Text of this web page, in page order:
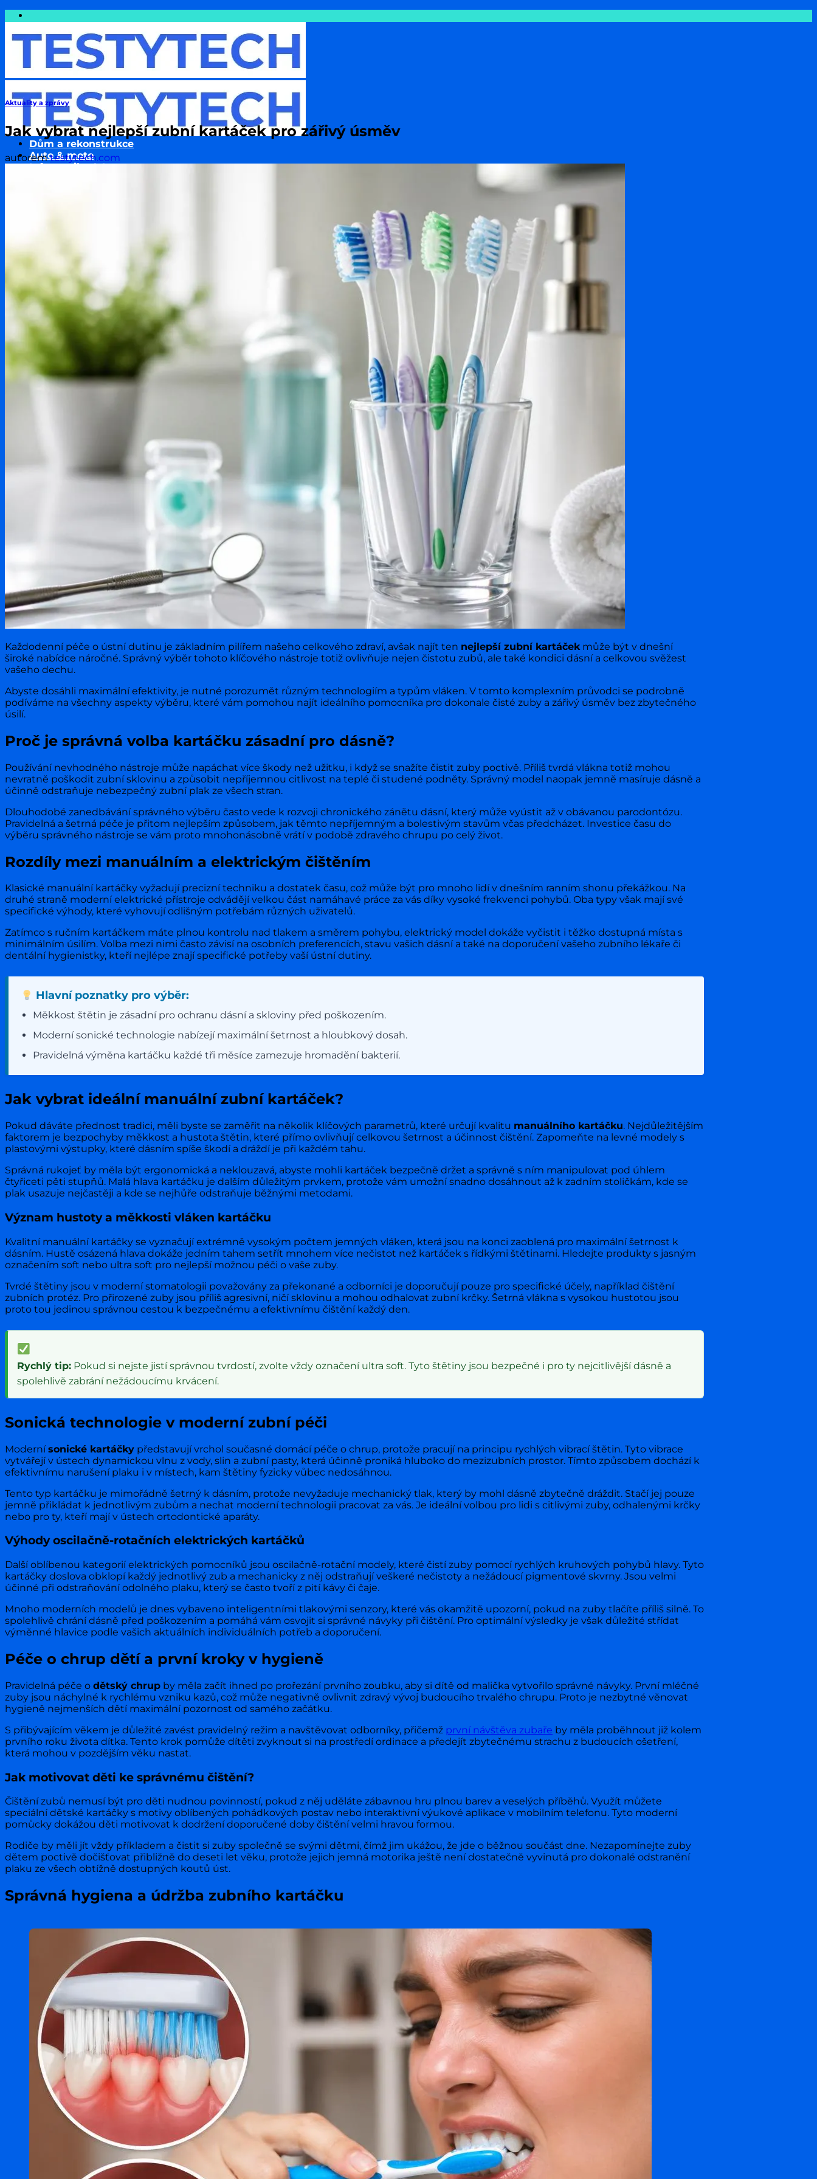
Přeskočit
obsah
Dům a rekonstrukce
Auto & moto
Informatika & Internet
Životní styl
Zvířata & jejich chov
Rodina a děti
Testování produktů
Aktuality & zprávy
Aktuality a zprávy
Jak vybrat nejlepší zubní kartáček pro zářivý úsměv
autoremtestytech.com
Každodenní péče o ústní dutinu je základním pilířem našeho celkového zdraví, avšak najít ten nejlepší zubní kartáčekmůže být v dnešní
široké nabídce náročné. Správný výběr tohoto klíčového nástroje totiž ovlivňuje nejen čistotu zubů, ale také kondici dásní a celkovou svěžest
vašeho dechu.
Abyste dosáhli maximální efektivity, je nutné porozumět různým technologiím a typům vláken. V tomto komplexním průvodci se podrobně
podíváme na všechny aspekty výběru, které vám pomohou najít ideálního pomocníka pro dokonale čisté zuby a zářivý úsměv bez zbytečného
úsilí.
Proč je správná volba kartáčku zásadní pro dásně?
Používání nevhodného nástroje může napáchat více škody než užitku, i když se snažíte čistit zuby poctivě. Příliš tvrdá vlákna totiž mohou
nevratně poškodit zubní sklovinu a způsobit nepříjemnou citlivost na teplé či studené podněty. Správný model naopak jemně masíruje dásně a
účinně odstraňuje nebezpečný zubní plak ze všech stran.
Dlouhodobé zanedbávání správného výběru často vede k rozvoji chronického zánětu dásní, který může vyústit až v obávanou parodontózu.
Pravidelná a šetrná péče je přitom nejlepším způsobem, jak těmto nepříjemným a bolestivým stavům včas předcházet. Investice času do
výběru správného nástroje se vám proto mnohonásobně vrátí v podobě zdravého chrupu po celý život.
Rozdíly mezi manuálním a elektrickým čištěním
Klasické manuální kartáčky vyžadují precizní techniku a dostatek času, což může být pro mnoho lidí v dnešním ranním shonu překážkou. Na
druhé straně moderní elektrické přístroje odvádějí velkou část namáhavé práce za vás díky vysoké frekvenci pohybů. Oba typy však mají své
specifické výhody, které vyhovují odlišným potřebám různých uživatelů.
Zatímco s ručním kartáčkem máte plnou kontrolu nad tlakem a směrem pohybu, elektrický model dokáže vyčistit i těžko dostupná místa s
minimálním úsilím. Volba mezi nimi často závisí na osobních preferencích, stavu vašich dásní a také na doporučení vašeho zubního lékaře či
dentální hygienistky, kteří nejlépe znají specifické potřeby vaší ústní dutiny.
Hlavní poznatky pro výběr:
Měkkost štětin je zásadní pro ochranu dásní a skloviny před poškozením.
Moderní sonické technologie nabízejí maximální šetrnost a hloubkový dosah.
Pravidelná výměna kartáčku každé tři měsíce zamezuje hromadění bakterií.
Jak vybrat ideální manuální zubní kartáček?
Pokud dáváte přednost tradici, měli byste se zaměřit na několik klíčových parametrů, které určují kvalitu manuálního kartáčku. Nejdůležitějším
faktorem je bezpochyby měkkost a hustota štětin, které přímo ovlivňují celkovou šetrnost a účinnost čištění. Zapomeňte na levné modely s
plastovými výstupky, které dásním spíše škodí a dráždí je při každém tahu.
Správná rukojeť by měla být ergonomická a neklouzavá, abyste mohli kartáček bezpečně držet a správně s ním manipulovat pod úhlem
čtyřiceti pěti stupňů. Malá hlava kartáčku je dalším důležitým prvkem, protože vám umožní snadno dosáhnout až k zadním stoličkám, kde se
plak usazuje nejčastěji a kde se nejhůře odstraňuje běžnými metodami.
Význam hustoty a měkkosti vláken kartáčku
Kvalitní manuální kartáčky se vyznačují extrémně vysokým počtem jemných vláken, která jsou na konci zaoblená pro maximální šetrnost k
dásním. Hustě osázená hlava dokáže jedním tahem setřít mnohem více nečistot než kartáček s řídkými štětinami. Hledejte produkty s jasným
označením soft nebo ultra soft pro nejlepší možnou péči o vaše zuby.
Tvrdé štětiny jsou v moderní stomatologii považovány za překonané a odborníci je doporučují pouze pro specifické účely, například čištění
zubních protéz. Pro přirozené zuby jsou příliš agresivní, ničí sklovinu a mohou odhalovat zubní krčky. Šetrná vlákna s vysokou hustotou jsou
proto tou jedinou správnou cestou k bezpečnému a efektivnímu čištění každý den.
Rychlý tip: Pokud si nejste jistí správnou tvrdostí, zvolte vždy označení ultra soft. Tyto štětiny jsou bezpečné i pro ty nejcitlivější dásně a
spolehlivě zabrání nežádoucímu krvácení.
Sonická technologie v moderní zubní péči
Modernísonické kartáčky představují vrchol současné domácí péče o chrup, protože pracují na principu rychlých vibrací štětin. Tyto vibrace
vytvářejí v ústech dynamickou vlnu z vody, slin a zubní pasty, která účinně proniká hluboko do mezizubních prostor. Tímto způsobem dochází k
efektivnímu narušení plaku i v místech, kam štětiny fyzicky vůbec nedosáhnou.
Tento typ kartáčku je mimořádně šetrný k dásním, protože nevyžaduje mechanický tlak, který by mohl dásně zbytečně dráždit. Stačí jej pouze
jemně přikládat k jednotlivým zubům a nechat moderní technologii pracovat za vás. Je ideální volbou pro lidi s citlivými zuby, odhalenými krčky
nebo pro ty, kteří mají v ústech ortodontické aparáty.
Výhody oscilačně-rotačních elektrických kartáčků
Další oblíbenou kategorií elektrických pomocníků jsou oscilačně-rotační modely, které čistí zuby pomocí rychlých kruhových pohybů hlavy. Tyto
kartáčky doslova obklopí každý jednotlivý zub a mechanicky z něj odstraňují veškeré nečistoty a nežádoucí pigmentové skvrny. Jsou velmi
účinné při odstraňování odolného plaku, který se často tvoří z pití kávy či čaje.
Mnoho moderních modelů je dnes vybaveno inteligentními tlakovými senzory, které vás okamžitě upozorní, pokud na zuby tlačíte příliš silně. To
spolehlivě chrání dásně před poškozením a pomáhá vám osvojit si správné návyky při čištění. Pro optimální výsledky je však důležité střídat
výměnné hlavice podle vašich aktuálních individuálních potřeb a doporučení.
Péče o chrup dětí a první kroky v hygieně
Pravidelná péče o dětský chrup by měla začít ihned po prořezání prvního zoubku, aby si dítě od malička vytvořilo správné návyky. První mléčné
zuby jsou náchylné k rychlému vzniku kazů, což může negativně ovlivnit zdravý vývoj budoucího trvalého chrupu. Proto je nezbytné věnovat
hygieně nejmenších dětí maximální pozornost od samého začátku.
S přibývajícím věkem je důležité zavést pravidelný režim a navštěvovat odborníky, přičemž první návštěva zubaře by měla proběhnout již kolem
prvního roku života dítka. Tento krok pomůže dítěti zvyknout si na prostředí ordinace a předejít zbytečnému strachu z budoucích ošetření,
která mohou v pozdějším věku nastat.
Jak motivovat děti ke správnému čištění?
Čištění zubů nemusí být pro děti nudnou povinností, pokud z něj uděláte zábavnou hru plnou barev a veselých příběhů. Využít můžete
speciální dětské kartáčky s motivy oblíbených pohádkových postav nebo interaktivní výukové aplikace v mobilním telefonu. Tyto moderní
pomůcky dokážou děti motivovat k dodržení doporučené doby čištění velmi hravou formou.
Rodiče by měli jít vždy příkladem a čistit si zuby společně se svými dětmi, čímž jim ukážou, že jde o běžnou součást dne. Nezapomínejte zuby
dětem poctivě dočišťovat přibližně do deseti let věku, protože jejich jemná motorika ještě není dostatečně vyvinutá pro dokonalé odstranění
plaku ze všech obtížně dostupných koutů úst.
Správná hygiena a údržba zubního kartáčku